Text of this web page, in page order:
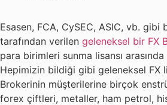
Esasen, FCA, CySEC, ASIC, vb.
tarafından verilen geleneksel bir FX
para birimleri sunma lisansı
Hepimizin bildiği gibi geleneksel FX
Brokerinin müşterilerine birçok
forex çiftleri, metaller, ham petrol,